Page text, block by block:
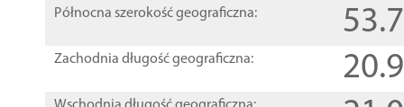
Północna szerokość geograficzna:
Zachodnia długość geograficzna: